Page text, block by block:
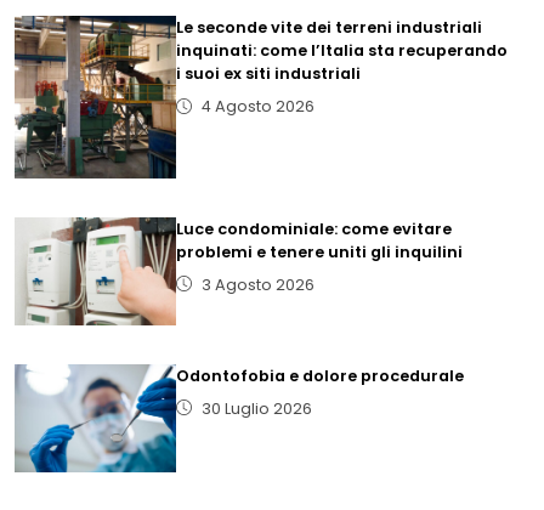
Le seconde vite dei terreni industriali
inquinati: come l’Italia sta recuperando
i suoi ex siti industriali
4 Agosto 2026
Luce condominiale: come evitare
problemi e tenere uniti gli inquilini
3 Agosto 2026
Odontofobia e dolore procedurale
30 Luglio 2026